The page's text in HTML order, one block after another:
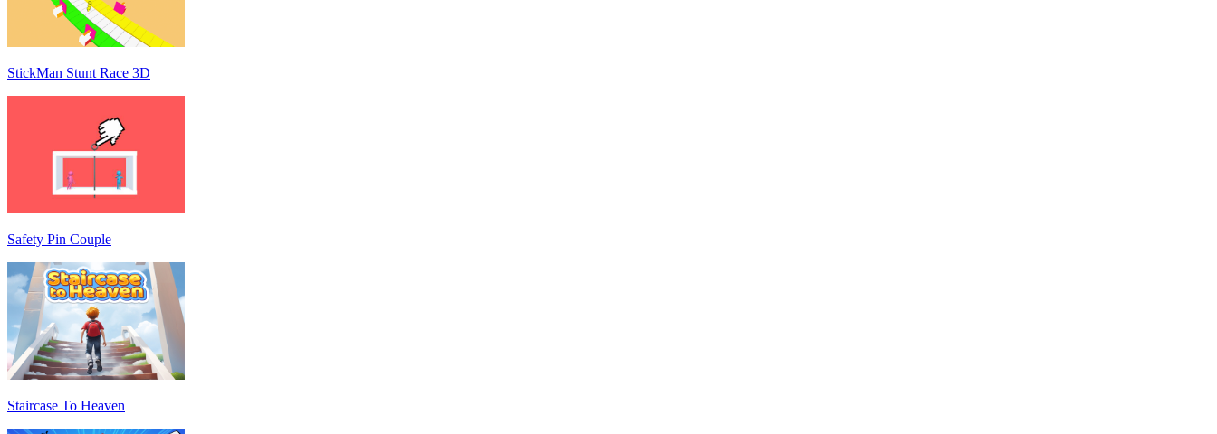
StickMan Stunt Race 3D
Safety Pin Couple
Staircase To Heaven